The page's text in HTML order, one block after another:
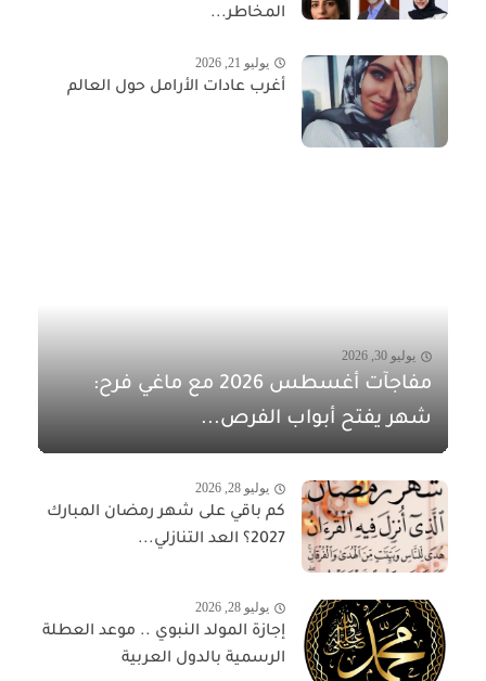
المخاطر...
يوليو 21, 2026
أغرب عادات الأرامل حول العالم
يوليو 30, 2026
مفاجآت أغسطس 2026 مع ماغي فرح:
شهر يفتح أبواب الفرص...
يوليو 28, 2026
كم باقي على شهر رمضان المبارك
2027؟ العد التنازلي...
يوليو 28, 2026
إجازة المولد النبوي .. موعد العطلة
الرسمية بالدول العربية